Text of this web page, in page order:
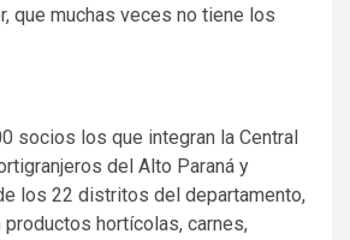
que muchas veces no tiene los
socios los que integran la Central
del Alto Paraná y
los 22 distritos del departamento,
hortícolas, carnes,